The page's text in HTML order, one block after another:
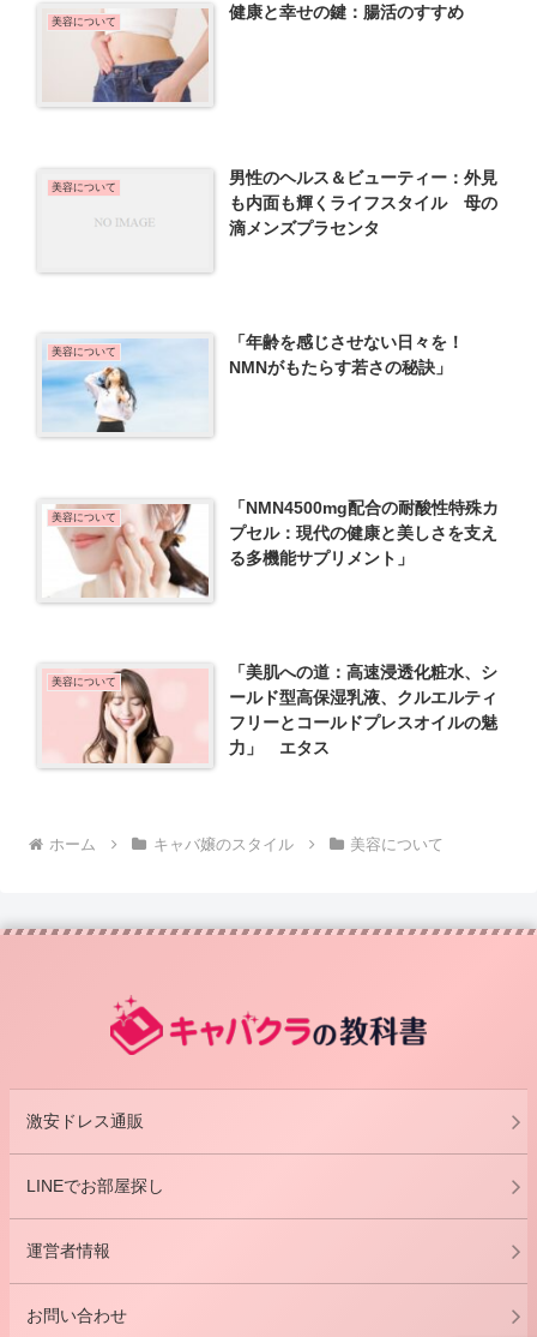
美容について 健康と幸せの鍵：腸活のすすめ
美容について
男性のヘルス＆ビューティー：外見
も内面も輝くライフスタイル 母の
滴メンズプラセンタ
美容について
「年齢を感じさせない日々を！
NMNがもたらす若さの秘訣」
美容について
「NMN4500mg配合の耐酸性特殊カ
プセル：現代の健康と美しさを支え
る多機能サプリメント」
美容について
「美肌への道：高速浸透化粧水、シ
ールド型高保湿乳液、クルエルティ
フリーとコールドプレスオイルの魅
力」 エタス
ホーム キャバ嬢のスタイル 美容について
激安ドレス通販
LINEでお部屋探し
運営者情報
お問い合わせ